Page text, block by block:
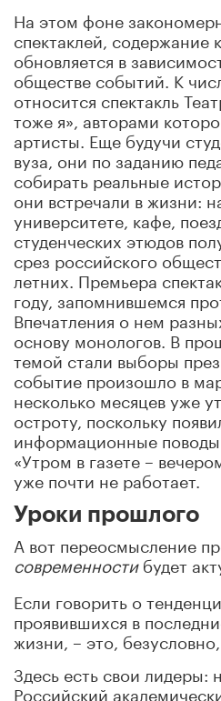
На этом фоне
спектаклей, содержание
обновляется в
обществе событий. К
относится спектакль
тоже я», авторами
артисты. Еще будучи
вуза, они по заданию
собирать реальные
они встречали в жизни:
университете, кафе,
студенческих этюдов
срез российского
летних. Премьера
году, запомнившемся
Впечатления о нем
основу монологов. В
темой стали выборы
событие произошло в
несколько месяцев уже
остроту, поскольку
информационные
«Утром в газете –
уже почти не работает.
Уроки прошлого
А вот переосмысление
современностибудет
Если говорить о
проявившихся в
жизни, – это,
Здесь есть свои
Российский